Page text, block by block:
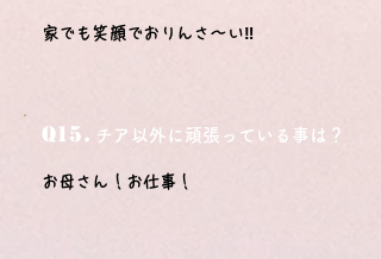
家でも笑顔でおりんさ～い‼
Q15. チア以外に頑張っている事は？
お母さん！お仕事！